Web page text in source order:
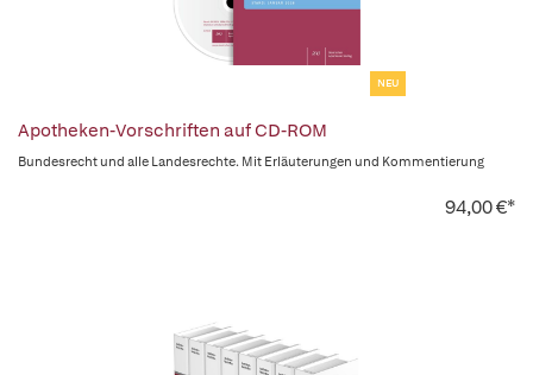
NEU
Apotheken-Vorschriften auf CD-ROM
Bundesrecht und alle Landesrechte. Mit Erläuterungen und Kommentierung
94,00 €*